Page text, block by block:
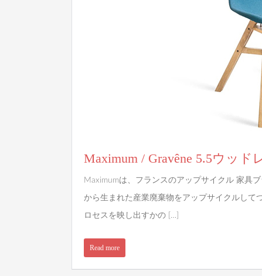
Maximum / Gravêne 5.5ウッド
Maximumは、フランスのアップサイクル 家具
から生まれた産業廃棄物をアップサイクルして
ロセスを映し出すかの […]
Read more